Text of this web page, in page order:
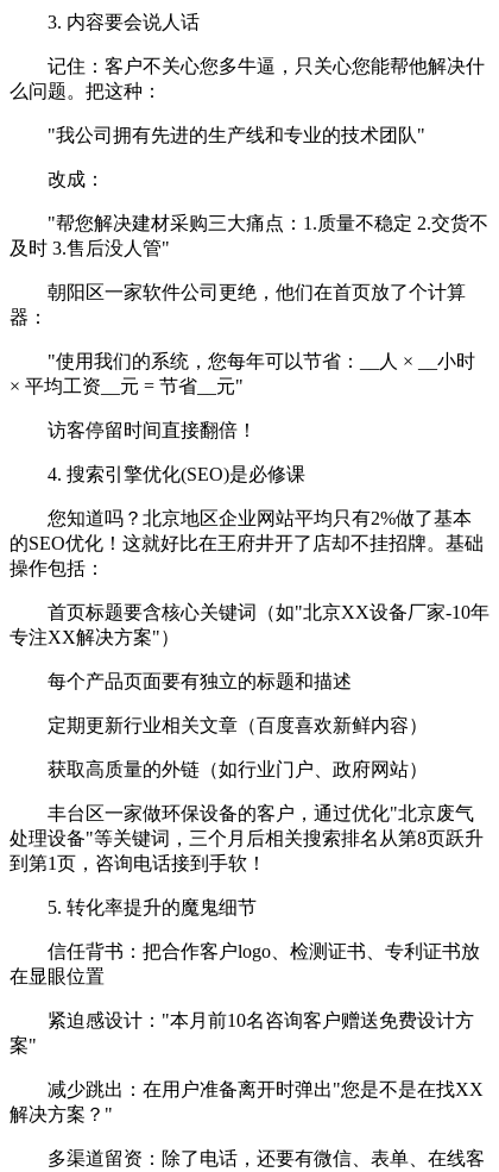
3. 内容要会说人话
记住：客户不关心您多牛逼，只关心您能帮他解决什
么问题。把这种：
"我公司拥有先进的生产线和专业的技术团队"
改成：
"帮您解决建材采购三大痛点：1.质量不稳定 2.交货不
及时 3.售后没人管"
朝阳区一家软件公司更绝，他们在首页放了个计算
器：
"使用我们的系统，您每年可以节省：__人 × __小时
× 平均工资__元 = 节省__元"
访客停留时间直接翻倍！
4. 搜索引擎优化(SEO)是必修课
您知道吗？北京地区企业网站平均只有2%做了基本
的SEO优化！这就好比在王府井开了店却不挂招牌。基础
操作包括：
首页标题要含核心关键词（如"北京XX设备厂家-10年
专注XX解决方案"）
每个产品页面要有独立的标题和描述
定期更新行业相关文章（百度喜欢新鲜内容）
获取高质量的外链（如行业门户、政府网站）
丰台区一家做环保设备的客户，通过优化"北京废气
处理设备"等关键词，三个月后相关搜索排名从第8页跃升
到第1页，咨询电话接到手软！
5. 转化率提升的魔鬼细节
信任背书：把合作客户logo、检测证书、专利证书放
在显眼位置
紧迫感设计："本月前10名咨询客户赠送免费设计方
案"
减少跳出：在用户准备离开时弹出"您是不是在找XX
解决方案？"
多渠道留资：除了电话，还要有微信、表单、在线客